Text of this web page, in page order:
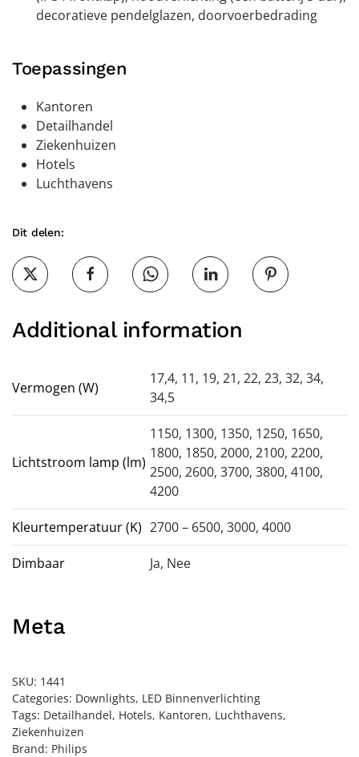
decoratieve pendelglazen, doorvoerbedrading
Toepassingen
Kantoren
Detailhandel
Ziekenhuizen
Hotels
Luchthavens
Dit delen:
Additional information
Vermogen (W)
17,4, 11, 19, 21, 22, 23, 32, 34,
34,5
Lichtstroom lamp (lm)
1150, 1300, 1350, 1250, 1650,
1800, 1850, 2000, 2100, 2200,
2500, 2600, 3700, 3800, 4100,
4200
Kleurtemperatuur (K) 2700 – 6500, 3000, 4000
Dimbaar Ja, Nee
Meta
SKU: 1441
Categories: Downlights, LED Binnenverlichting
Tags: Detailhandel, Hotels, Kantoren, Luchthavens,
Ziekenhuizen
Brand: Philips